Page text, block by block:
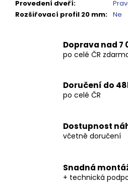
Provedení dveří:
Rozšiřovací profil 20 mm: Ne
Doprava nad 7
po celé ČR
Doručení do
po celé ČR
Dostupnost
včetně doručení
Snadná
+ technická